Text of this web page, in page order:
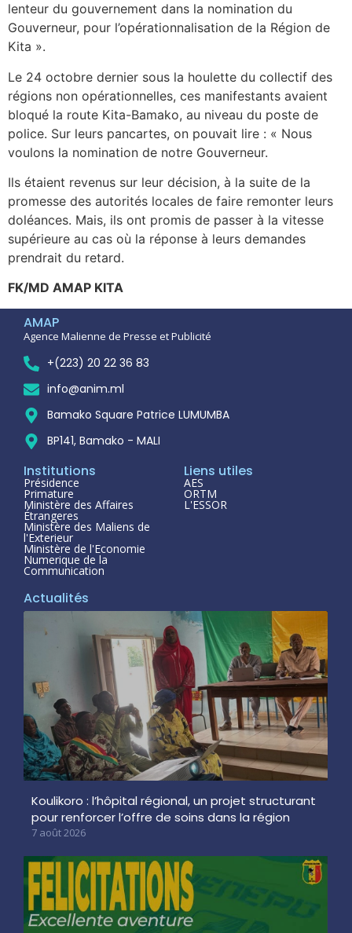
lenteur du gouvernement dans la nomination du
Gouverneur, pour l’opérationnalisation de la Région de
Kita ».
Le 24 octobre dernier sous la houlette du collectif des
régions non opérationnelles, ces manifestants avaient
bloqué la route Kita-Bamako, au niveau du poste de
police. Sur leurs pancartes, on pouvait lire : « Nous
voulons la nomination de notre Gouverneur.
Ils étaient revenus sur leur décision, à la suite de la
promesse des autorités locales de faire remonter leurs
doléances. Mais, ils ont promis de passer à la vitesse
supérieure au cas où la réponse à leurs demandes
prendrait du retard.
FK/MD AMAP KITA
AMAP
Agence Malienne de Presse et Publicité
+(223) 20 22 36 83
info@anim.ml
Bamako Square Patrice LUMUMBA
BP141, Bamako - MALI
Institutions
Présidence
Primature
Ministère des Affaires
Étrangeres
Ministère des Maliens de
l'Exterieur
Ministère de l'Economie
Numerique de la
Communication
Liens utiles
AES
ORTM
L'ESSOR
Actualités
Koulikoro : l’hôpital régional, un projet structurant
pour renforcer l’offre de soins dans la région
7 août 2026